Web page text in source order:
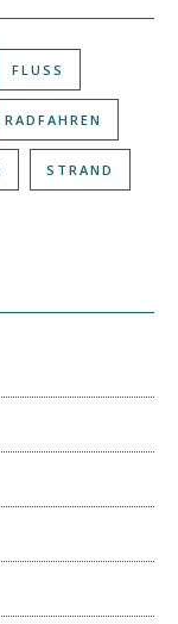
FLUSS
RADFAHREN
STRAND